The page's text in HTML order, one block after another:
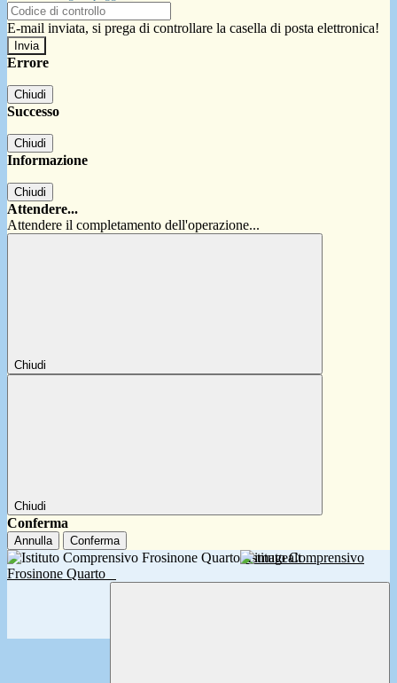
E-mail inviata, si prega di controllare la casella di posta elettronica!
Errore
Chiudi
Successo
Chiudi
Informazione
Chiudi
Attendere...
Attendere il completamento dell'operazione...
Chiudi
Chiudi
Conferma
Annulla Conferma
Istituto Comprensivo
Frosinone Quarto